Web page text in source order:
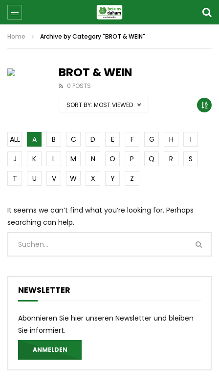
Home Archive by Category "BROT & WEIN"
BROT & WEIN
0 POSTS
SORT BY: MOST VIEWED
ALL A B C D E F G H
I
J
K L M N O P Q R
S
T
U V W X Y Z
It seems we can’t find what you’re looking for. Perhaps
searching can help.
NEWSLETTER
Abonnieren Sie hier unseren Newsletter und bleiben
Sie informiert.
ANMELDEN